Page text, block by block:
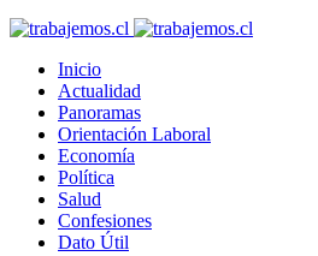
Inicio
Actualidad
Panoramas
Orientación Laboral
Economía
Política
Salud
Confesiones
Dato Útil